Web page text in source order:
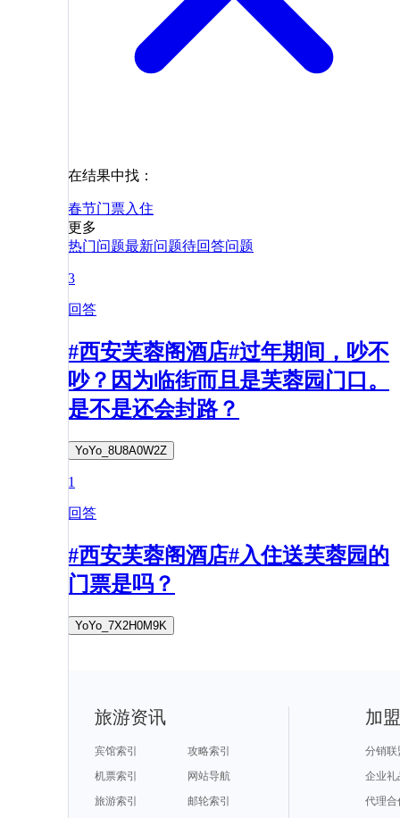
在结果中找：
春节门票入住
更多
热门问题最新问题待回答问题
3
回答
#西安芙蓉阁酒店#过年期间，吵不
吵？因为临街而且是芙蓉园门口。
是不是还会封路？
YoYo_8U8A0W2Z
1
回答
#西安芙蓉阁酒店#入住送芙蓉园的
门票是吗？
YoYo_7X2H0M9K
旅游资讯
宾馆索引
攻略索引
机票索引
网站导航
旅游索引
邮轮索引
加
分销联
企业礼
代理合